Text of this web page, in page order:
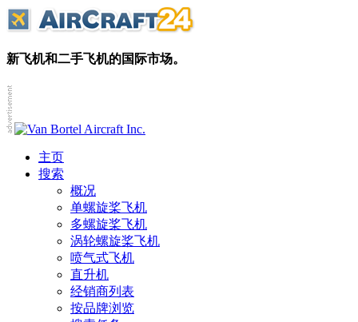
新飞机和二手飞机的国际市场。
主页
搜索
概况
单螺旋桨飞机
多螺旋桨飞机
涡轮螺旋桨飞机
喷气式飞机
直升机
经销商列表
按品牌浏览